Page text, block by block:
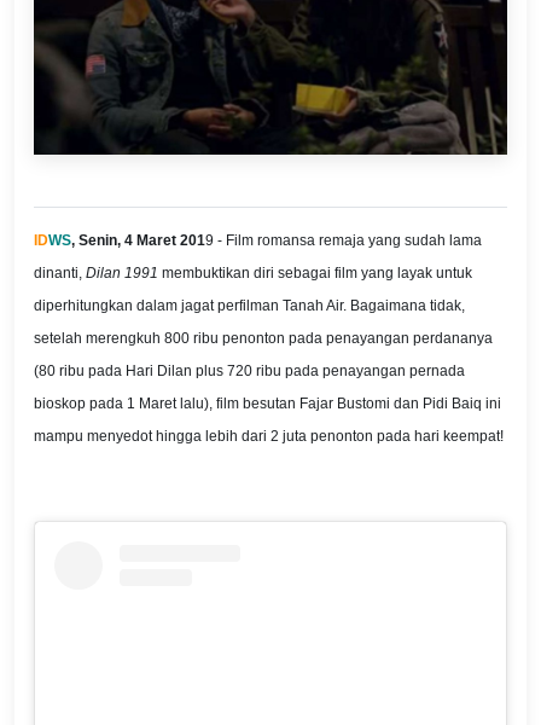
IDWS, Senin, 4 Maret 2019 - Film romansa remaja yang sudah lama
dinanti, Dilan 1991 membuktikan diri sebagai film yang layak untuk
diperhitungkan dalam jagat perfilman Tanah Air. Bagaimana tidak,
setelah merengkuh 800 ribu penonton pada penayangan perdananya
(80 ribu pada Hari Dilan plus 720 ribu pada penayangan pernada
bioskop pada 1 Maret lalu), film besutan Fajar Bustomi dan Pidi Baiq ini
mampu menyedot hingga lebih dari 2 juta penonton pada hari keempat!